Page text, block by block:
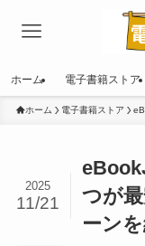
ホーム 電子書籍ストア
ホーム 電子書籍ストア
つが
ーン
2025
11/21